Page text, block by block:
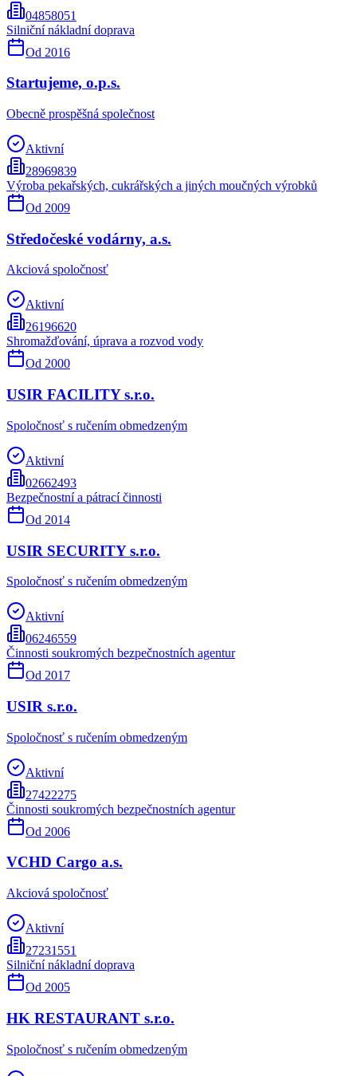
04858051
Silniční nákladní doprava
Od 2016
Startujeme, o.p.s.
Obecně prospěšná společnost
Aktivní
28969839
Výroba pekařských, cukrářských a jiných moučných výrobků
Od 2009
Středočeské vodárny, a.s.
Akciová spoločnosť
Aktivní
26196620
Shromažďování, úprava a rozvod vody
Od 2000
USIR FACILITY s.r.o.
Spoločnosť s ručením obmedzeným
Aktivní
02662493
Bezpečnostní a pátrací činnosti
Od 2014
USIR SECURITY s.r.o.
Spoločnosť s ručením obmedzeným
Aktivní
06246559
Činnosti soukromých bezpečnostních agentur
Od 2017
USIR s.r.o.
Spoločnosť s ručením obmedzeným
Aktivní
27422275
Činnosti soukromých bezpečnostních agentur
Od 2006
VCHD Cargo a.s.
Akciová spoločnosť
Aktivní
27231551
Silniční nákladní doprava
Od 2005
HK RESTAURANT s.r.o.
Spoločnosť s ručením obmedzeným